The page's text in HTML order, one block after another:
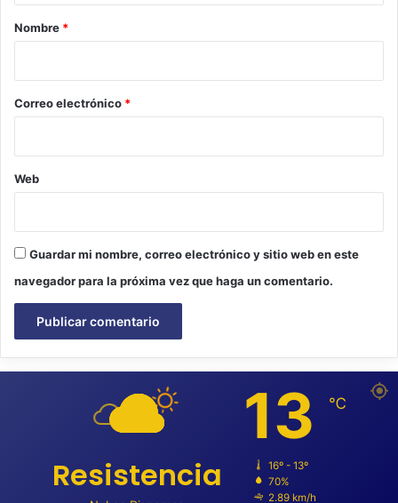
r
*
Nombre *
Correo electrónico *
Web
Guardar mi nombre, correo electrónico y sitio web en este
navegador para la próxima vez que haga un comentario.
Resistencia
13 ℃
16º - 13º
70%
2.89 km/h